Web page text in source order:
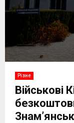
Різне
Військові